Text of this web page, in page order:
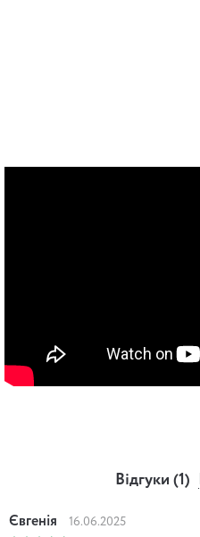
Відгуки (1)
Євгенія 16.06.2025